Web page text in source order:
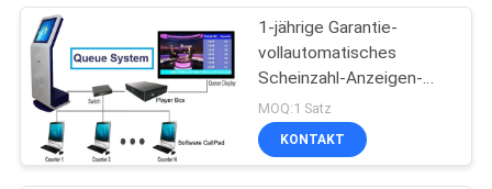
1-jährige Garantie-
vollautomatisches
Scheinzahl-Anzeigen-
Bank-Reihen-System
MOQ:1 Satz
KONTAKT